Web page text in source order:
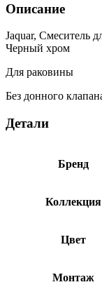
Описание
Jaquar, Смеситель
Черный хром
Для раковины
Без донного
Детали
Бренд
Коллекция
Цвет
Монтаж